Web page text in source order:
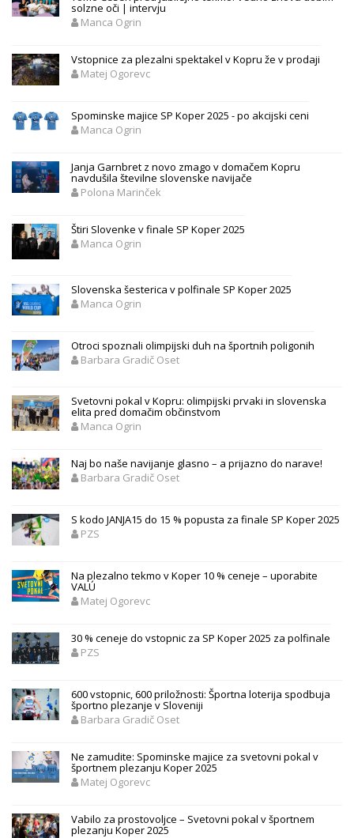
solzne oči | intervju
Manca Ogrin
Vstopnice za plezalni spektakel v Kopru že v prodaji
Matej Ogorevc
Spominske majice SP Koper 2025 - po akcijski ceni
Manca Ogrin
Janja Garnbret z novo zmago v domačem Kopru
navdušila številne slovenske navijače
Polona Marinček
Štiri Slovenke v finale SP Koper 2025
Manca Ogrin
Slovenska šesterica v polfinale SP Koper 2025
Manca Ogrin
Otroci spoznali olimpijski duh na športnih poligonih
Barbara Gradič Oset
Svetovni pokal v Kopru: olimpijski prvaki in slovenska
elita pred domačim občinstvom
Manca Ogrin
Naj bo naše navijanje glasno – a prijazno do narave!
Barbara Gradič Oset
S kodo JANJA15 do 15 % popusta za finale SP Koper 2025
PZS
Na plezalno tekmo v Koper 10 % ceneje – uporabite
VALÚ
Matej Ogorevc
30 % ceneje do vstopnic za SP Koper 2025 za polfinale
PZS
600 vstopnic, 600 priložnosti: Športna loterija spodbuja
športno plezanje v Sloveniji
Barbara Gradič Oset
Ne zamudite: Spominske majice za svetovni pokal v
športnem plezanju Koper 2025
Matej Ogorevc
Vabilo za prostovoljce – Svetovni pokal v športnem
plezanju Koper 2025